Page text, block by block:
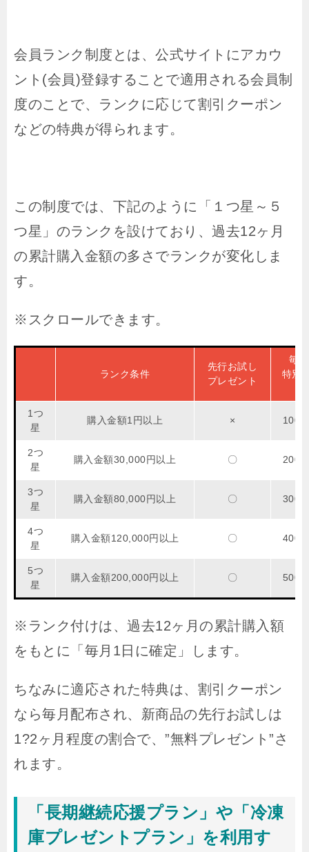
会員ランク制度とは、公式サイトにアカウ
ント(会員)登録することで適用される会員制
度のことで、ランクに応じて割引クーポン
などの特典が得られます。
この制度では、下記のように「１つ星～５
つ星」のランクを設けており、過去12ヶ月
の累計購入金額の多さでランクが変化しま
す。
ランク条件
先行お試し
プレゼント
毎
特別
1つ
星
購入金額1円以上 × 100
2つ
星
購入金額30,000円以上 〇 200
3つ
星
購入金額80,000円以上 〇 300
4つ
星
購入金額120,000円以上 〇 400
5つ
星
購入金額200,000円以上 〇 500
※ランク付けは、過去12ヶ月の累計購入額
をもとに「毎月1日に確定」します。
ちなみに適応された特典は、割引クーポン
なら毎月配布され、新商品の先行お試しは
1?2ヶ月程度の割合で、”無料プレゼント”さ
れます。
「長期継続応援プラン」や「冷凍
庫プレゼントプラン」を利用す